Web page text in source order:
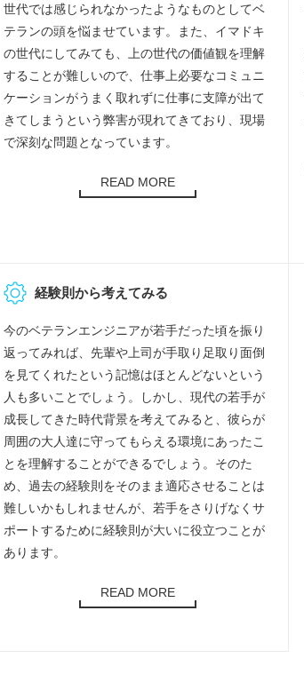
世代では感じられなかったようなものとしてベ
テランの頭を悩ませています。また、イマドキ
の世代にしてみても、上の世代の価値観を理解
することが難しいので、仕事上必要なコミュニ
ケーションがうまく取れずに仕事に支障が出て
きてしまうという弊害が現れてきており、現場
で深刻な問題となっています。
READ MORE
経験則から考えてみる
今のベテランエンジニアが若手だった頃を振り
返ってみれば、先輩や上司が手取り足取り面倒
を見てくれたという記憶はほとんどないという
人も多いことでしょう。しかし、現代の若手が
成長してきた時代背景を考えてみると、彼らが
周囲の大人達に守ってもらえる環境にあったこ
とを理解することができるでしょう。そのた
め、過去の経験則をそのまま適応させることは
難しいかもしれませんが、若手をさりげなくサ
ポートするために経験則が大いに役立つことが
あります。
READ MORE